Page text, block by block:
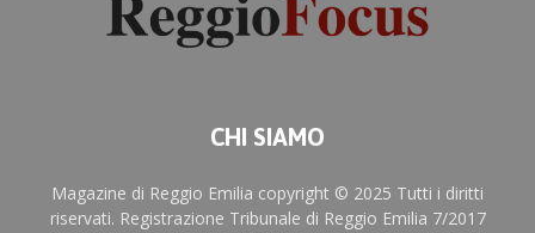
CHI SIAMO
Magazine di Reggio Emilia copyright © 2025 Tutti i diritti
riservati. Registrazione Tribunale di Reggio Emilia 7/2017